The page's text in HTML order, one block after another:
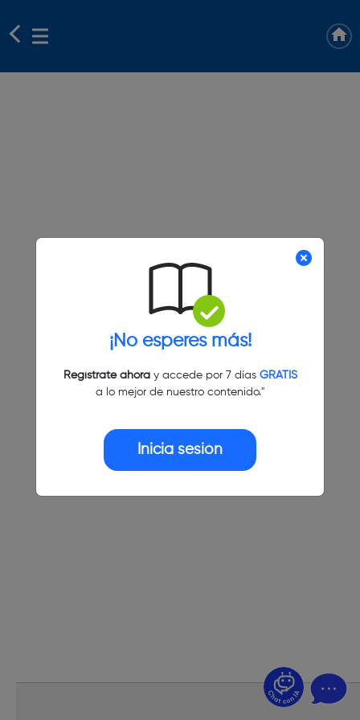
¡No esperes más!
Regístrate ahoray accede por 7 días GRATIS
a lo mejor de nuestro contenido."
Inicia sesión